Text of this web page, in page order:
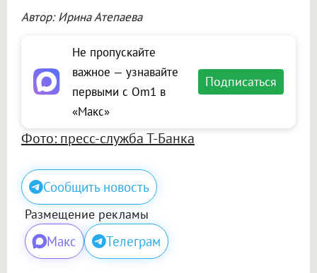
Автор: Ирина Атепаева
Не пропускайте
важное — узнавайте
первыми с Om1 в
«Макс»
Подписаться
Фото: пресс-служба Т-Банка
Сообщить новость
Размещение рекламы
Макс Телеграм